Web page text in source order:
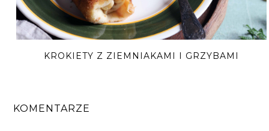
KROKIETY Z ZIEMNIAKAMI I GRZYBAMI
KOMENTARZE